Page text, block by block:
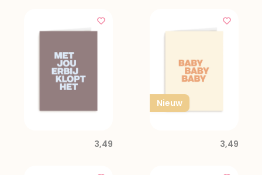
3,49
Nieuw
3,49